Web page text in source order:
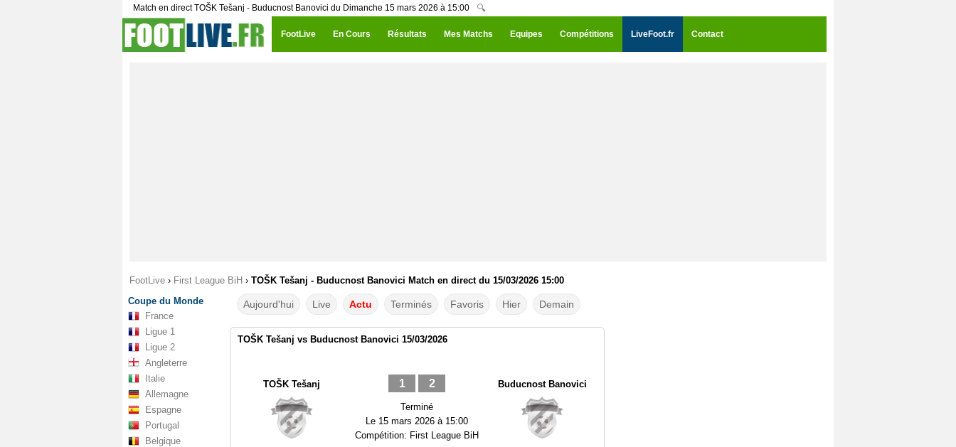
Match en direct TOŠK Tešanj - Buducnost Banovici du Dimanche 15 mars 2026 à 15:00 🔍
FootLive En Cours Résultats Mes Matchs Equipes Compétitions LiveFoot.fr Contact
FootLive › First League BiH › TOŠK Tešanj - Buducnost Banovici Match en direct du 15/03/2026 15:00
Coupe du Monde
France
Ligue 1
Ligue 2
Angleterre
Italie
Allemagne
Espagne
Portugal
Belgique
Aujourd'hui Live Actu Terminés Favoris Hier Demain
TOŠK Tešanj vs Buducnost Banovici 15/03/2026
TOŠK Tešanj 1 2
Terminé
Le 15 mars 2026 à 15:00
Compétition: First League BiH
Buducnost Banovici